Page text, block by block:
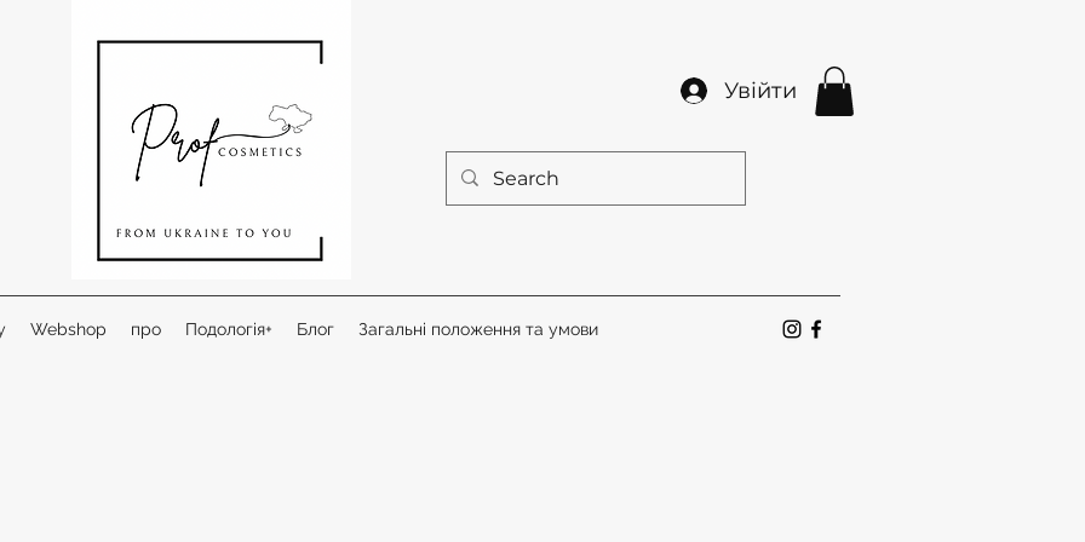
Увійти
Webshop про Подологія+ Блог Загальні положення та умови